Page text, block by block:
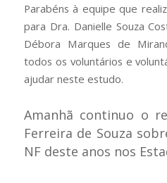
Parabéns à equipe que
para Dra. Danielle Souza
Débora Marques de
todos os voluntários e
ajudar neste estudo.
Amanhã continuo o
Ferreira de Souza
NF deste anos nos